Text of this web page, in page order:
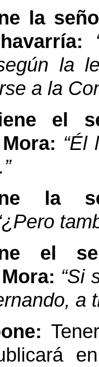
la
la
a la
el
“Él
la
el
“Si
a